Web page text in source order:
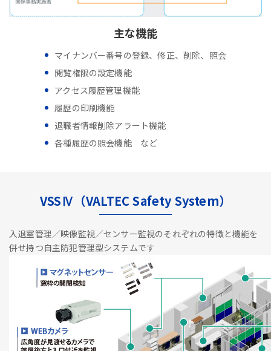
主な機能
マイナンバー番号の登録、修正、削除、照会
閲覧権限の設定機能
アクセス履歴管理機能
履歴の印刷機能
退職者情報削除アラート機能
各種履歴の照会機能 など
VSSⅣ（VALTEC Safety System）
入退室管理／映像監視／センサー監視のそれぞれの特徴と機能を
併せ持つ自主防犯管理型システムです